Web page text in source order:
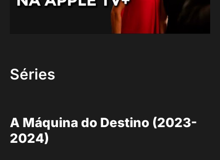
Séries
A Máquina do Destino (2023-
2024)